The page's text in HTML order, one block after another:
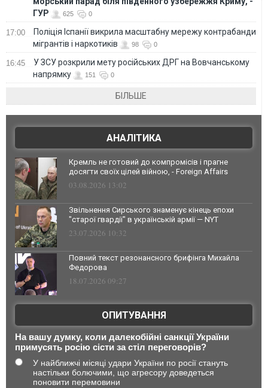
ГУР
625 0
17:00
Поліція Іспанії викрила масштабну мережу контрабанди
мігрантів і наркотиків
98 0
16:45
У ЗСУ розкрили мету російських ДРГ на Вовчанському
напрямку
151 0
БІЛЬШЕ
АНАЛІТИКА
Кремль не готовий до компромісів і прагне
досягти своїх цілей війною, - Foreign Affairs
03.08.2026 13:02
Звільнення Сирського знаменує кінець епохи
"старої гвардії" в українській армії — NYT
23.07.2026 10:32
Повний текст резонансного брифінга Михайла
Федорова
18.07.2026 09:27
ОПИТУВАННЯ
На вашу думку, коли далекобійні санкції України
примусять росію сісти за стіл переговорів?
У найближчі місяці удари України по росії стануть
настільки болючими, що агресору доведеться
поновити перемовини